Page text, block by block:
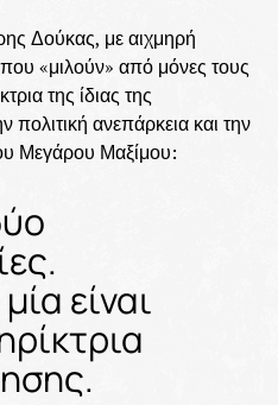
Δούκας, με αιχμηρή
«μιλούν» από μόνες τους
της ίδιας της
ανεπάρκεια και την
Μεγάρου Μαξίμου:
είναι